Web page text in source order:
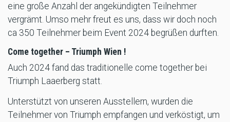
eine große Anzahl der angekündigten Teilnehmer
vergrämt. Umso mehr freut es uns, dass wir doch noch
ca 350 Teilnehmer beim Event 2024 begrüßen durften.
Come together – Triumph Wien !
Auch 2024 fand das traditionelle come together bei
Triumph Laaerberg statt.
Unterstützt von unseren Ausstellern, wurden die
Teilnehmer von Triumph empfangen und verköstigt, um